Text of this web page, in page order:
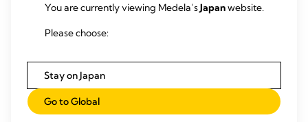
か月間で相当な金額になる可能性があります。アメリカで
は、母乳育児は一般的に1年目で1,200ドル～1,500ドルの家計
の節約になります19
。お店でお好みの粉ミルクのブランドが
見つからなくても、お母さまがパニックになる必要はないこ
You are currently viewing Medela’sJapanwebsite.
Please choose:
Stay on Japan
Go to Global